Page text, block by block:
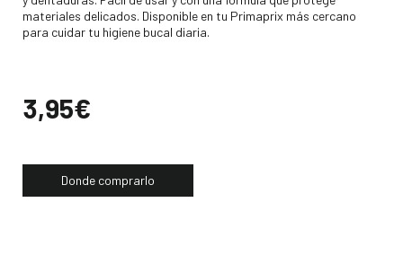
materiales delicados. Disponible en tu Primaprix más cercano
para cuidar tu higiene bucal diaria.
Precio
3,95€
Donde comprarlo